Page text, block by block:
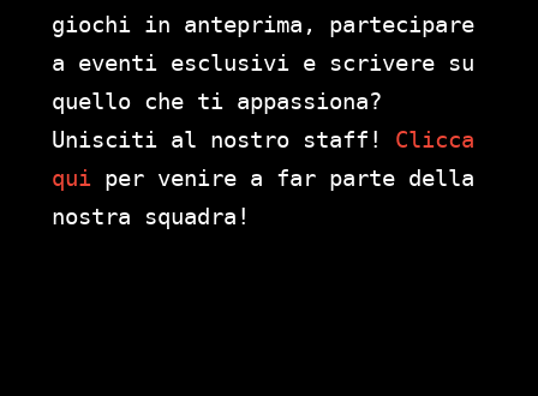
giochi in anteprima, partecipare
a eventi esclusivi e scrivere su
quello che ti appassiona?
Unisciti al nostro staff! Clicca
qui per venire a far parte della
nostra squadra!